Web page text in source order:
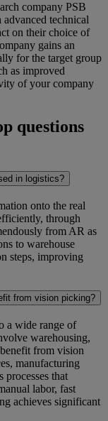
company PSB
technical
on their choice of
gains an
for the target group
as improved
of your company
questions
in logistics?
onto the real
through
from AR as
to warehouse
steps, improving
from vision picking?
a wide range of
warehousing,
from vision
manufacturing
that
labor, fast
achieves significant